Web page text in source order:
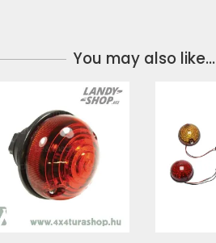
You may also like…